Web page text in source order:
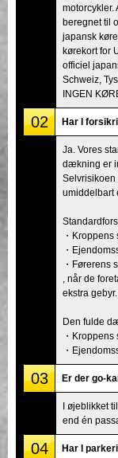
Tokyo
Okinawa
motorcykler.
beregnet til
japansk
kørekort for
officiel
Schweiz,
INGEN
02 Har I
Ja. Vores
dækning er
umiddelbart
・
・
・Førerens
, når de
ekstra gebyr.
Den fulde
・
・
03 Er der go-
I øjeblikket
end én
04 Har I